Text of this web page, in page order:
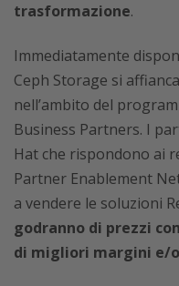
trasformazione.
Immediatamente
Ceph Storage si
nell’ambito del
Business Partners. I
Hat che rispondono ai
Partner Enablement
a vendere le soluzioni
godranno di prezzi
di migliori margini e/